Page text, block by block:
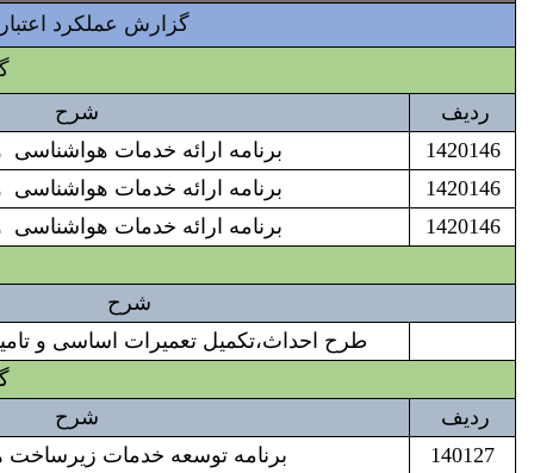
گزارش عملکرد
ردیف
شرح
1420146
برنامه ارائه خدمات
1420146
برنامه ارائه خدمات
1420146
برنامه ارائه خدمات
شرح
طرح احداث،تکمیل تعمیرات اساسی و
ردیف
شرح
140127
برنامه توسعه خدمات زیرساخت